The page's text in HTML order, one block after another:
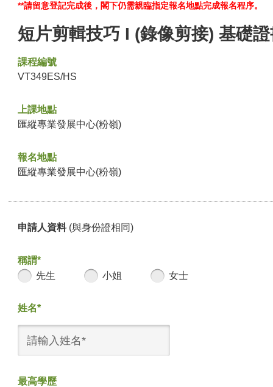
**請留意登記完成後，閣下仍需親臨指定報名地點完成報名程序。
短片剪輯技巧 I (錄像剪接) 基礎
課程編號
VT349ES/HS
上課地點
匯縱專業發展中心(粉嶺)
報名地點
匯縱專業發展中心(粉嶺)
申請人資料 (與身份證相同)
稱謂*
先生
小姐 女士
姓名*
最高學歷